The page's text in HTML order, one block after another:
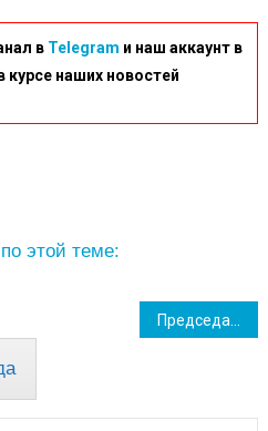
в Telegram и наш аккаунт в
курсе наших новостей
этой теме: